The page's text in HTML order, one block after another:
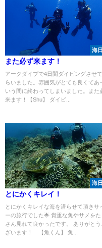
海
また必ず来ます！
アークダイブで4日間ダイビングさせ
らいました。雰囲気がとても良くてあ
いう間に終わってしまいました。また
来ます！【Shu】 ダイビ...
海
とにかくキレイ！
とにかくキレイな海を潜らせて頂きサ
ーの旅行でした🌟 貴重な魚やサメをた
さん見れて良かったです。 ありがとう
ざいます！ 【魚くん】 魚...